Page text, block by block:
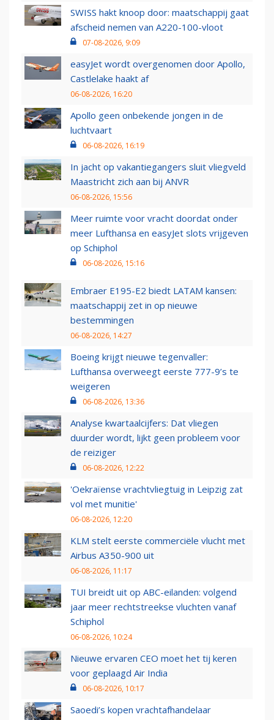
SWISS hakt knoop door: maatschappij gaat
afscheid nemen van A220-100-vloot
07-08-2026, 9:09
easyJet wordt overgenomen door Apollo,
Castlelake haakt af
06-08-2026, 16:20
Apollo geen onbekende jongen in de
luchtvaart
06-08-2026, 16:19
In jacht op vakantiegangers sluit vliegveld
Maastricht zich aan bij ANVR
06-08-2026, 15:56
Meer ruimte voor vracht doordat onder
meer Lufthansa en easyJet slots vrijgeven
op Schiphol
06-08-2026, 15:16
Embraer E195-E2 biedt LATAM kansen:
maatschappij zet in op nieuwe
bestemmingen
06-08-2026, 14:27
Boeing krijgt nieuwe tegenvaller:
Lufthansa overweegt eerste 777-9’s te
weigeren
06-08-2026, 13:36
Analyse kwartaalcijfers: Dat vliegen
duurder wordt, lijkt geen probleem voor
de reiziger
06-08-2026, 12:22
'Oekraïense vrachtvliegtuig in Leipzig zat
vol met munitie'
06-08-2026, 12:20
KLM stelt eerste commerciële vlucht met
Airbus A350-900 uit
06-08-2026, 11:17
TUI breidt uit op ABC-eilanden: volgend
jaar meer rechtstreekse vluchten vanaf
Schiphol
06-08-2026, 10:24
Nieuwe ervaren CEO moet het tij keren
voor geplaagd Air India
06-08-2026, 10:17
Saoedi’s kopen vrachtafhandelaar